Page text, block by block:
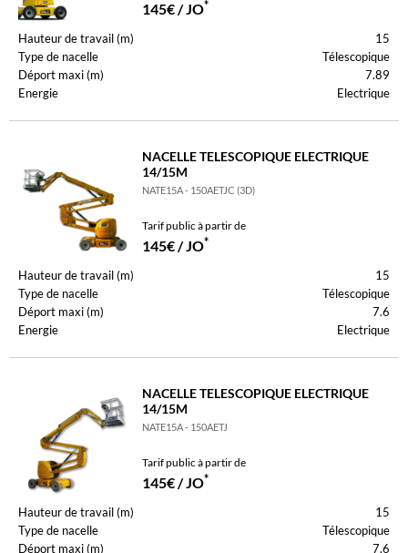
145€ / JO*
Hauteur de travail (m)
15
Type de nacelle
Télescopique
Déport maxi (m)
7.89
Energie
Electrique
NACELLE TELESCOPIQUE ELECTRIQUE
14/15M
NATE15A - 150AETJC (3D)
Tarif public à partir de
145€ / JO*
Hauteur de travail (m)
15
Type de nacelle
Télescopique
Déport maxi (m)
7.6
Energie
Electrique
NACELLE TELESCOPIQUE ELECTRIQUE
14/15M
NATE15A - 150AETJ
Tarif public à partir de
145€ / JO*
Hauteur de travail (m)
15
Type de nacelle
Télescopique
Déport maxi (m)
7.6